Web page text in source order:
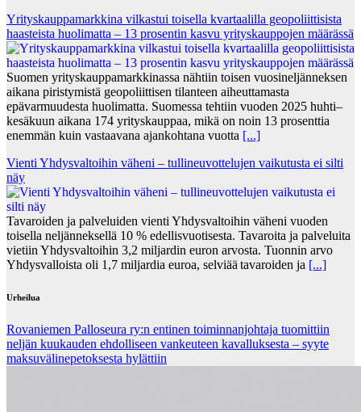
Yrityskauppamarkkina vilkastui toisella kvartaalilla geopoliittisista
haasteista huolimatta – 13 prosentin kasvu yrityskauppojen määrässä
Suomen yrityskauppamarkkinassa nähtiin toisen vuosineljänneksen
aikana piristymistä geopoliittisen tilanteen aiheuttamasta
epävarmuudesta huolimatta. Suomessa tehtiin vuoden 2025 huhti–
kesäkuun aikana 174 yrityskauppaa, mikä on noin 13 prosenttia
enemmän kuin vastaavana ajankohtana vuotta [...]
Vienti Yhdysvaltoihin väheni – tullineuvottelujen vaikutusta ei silti
näy
Tavaroiden ja palveluiden vienti Yhdysvaltoihin väheni vuoden
toisella neljänneksellä 10 % edellisvuotisesta. Tavaroita ja palveluita
vietiin Yhdysvaltoihin 3,2 miljardin euron arvosta. Tuonnin arvo
Yhdysvalloista oli 1,7 miljardia euroa, selviää tavaroiden ja [...]
Urheilua
Rovaniemen Palloseura ry:n entinen toiminnanjohtaja tuo­mit­tiin
neljän kuu­kau­den eh­dol­li­seen van­keu­teen ka­val­luk­ses­ta – syyte
mak­su­vä­li­ne­pe­tok­ses­ta hy­lät­tiin